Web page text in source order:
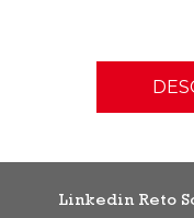
Linkedin Reto